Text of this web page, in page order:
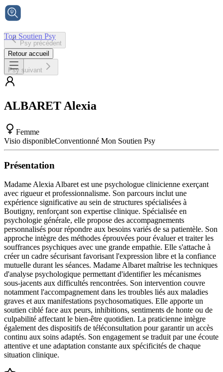
Ton Soutien Psy
Accueil
Psy précédent
Retour accueil
Psy suivant
ALBARET Alexia
Femme
Visio disponibleConventionné Mon Soutien Psy
Présentation
Madame Alexia Albaret est une psychologue clinicienne exerçant
avec rigueur et professionnalisme. Son parcours inclut une
expérience significative au sein de structures spécialisées à
Boutigny, renforçant son expertise clinique. Spécialisée en
psychologie générale, elle propose des accompagnements
personnalisés pour répondre aux besoins variés de sa patientèle. Son
approche intègre des méthodes éprouvées pour évaluer et traiter les
souffrances psychiques avec une grande empathie. Elle s'attache à
créer un cadre sécurisant favorisant l'expression libre et la confiance
mutuelle durant les séances. Madame Albaret maîtrise les techniques
d'analyse psychologique permettant d'identifier les mécanismes
sous-jacents aux difficultés rencontrées. Son intervention couvre
notamment l'accompagnement dans les troubles liés aux maladies
graves et aux manifestations psychosomatiques. Elle apporte un
soutien ciblé face aux peurs, inhibitions, sentiments de honte ou de
culpabilité affectant le bien-être quotidien. La praticienne intègre
également des dispositifs de téléconsultation pour garantir un accès
continu aux soins adaptés. Son engagement se traduit par une écoute
attentive et une adaptation constante aux spécificités de chaque
situation clinique.